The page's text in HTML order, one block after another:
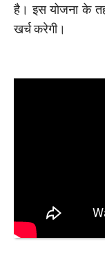
है। इस योजना के
खर्च करेगी।